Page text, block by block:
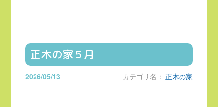
正木の家５月
2026/05/13 カテゴリ名： 正木の家